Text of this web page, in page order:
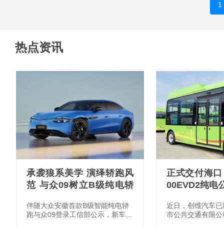
1
热点资讯
承袭狼系美学 演绎轿跑风
范 与众09树立B级纯电轿
伴随大众安徽首款B级智能纯电轿
跑与众09登录工信部公示，新车完
正式交付海
00EVD2纯电
近日，创维汽车
市公共交通有限